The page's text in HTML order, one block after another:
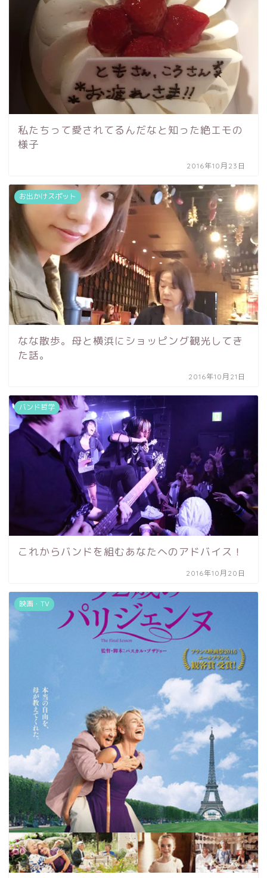
私たちって愛されてるんだなと知った絶エモの
様子
2016年10月23日
お出かけスポット
なな散歩。母と横浜にショッピング観光してき
た話。
2016年10月21日
バンド哲学
これからバンドを組むあなたへのアドバイス！
2016年10月20日
映画・TV